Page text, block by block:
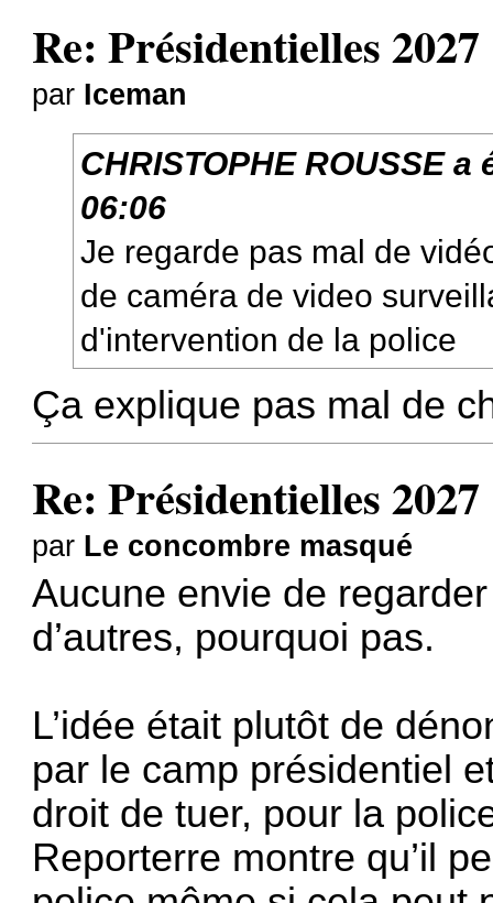
Re: Présidentielles 2027
par Iceman
CHRISTOPHE ROUSSEa
06:06
Je regarde pas mal de
de caméra de video
d'intervention de la police
Ça explique pas mal de
Re: Présidentielles 2027
par Le concombre masqué
Aucune envie de
d’autres, pourquoi pas.
L’idée était plutôt de
par le camp présidentiel
droit de tuer, pour la
Reporterre montre qu’il